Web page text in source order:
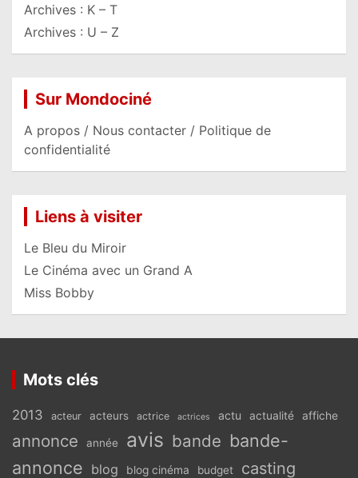
Archives : K – T
Archives : U – Z
Sur Mondociné
A propos / Nous contacter / Politique de
confidentialité
Liens à visiter
Le Bleu du Miroir
Le Cinéma avec un Grand A
Miss Bobby
Mots clés
2013 acteur acteurs actrice actrices actu actualité affiche
annonce année avis bande bande-
annonce blog blog cinéma budget casting